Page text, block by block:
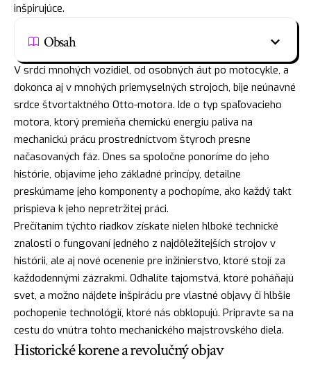
inšpirujúce.
Obsah
V srdci mnohých vozidiel, od osobných áut po motocykle, a
dokonca aj v mnohých priemyselných strojoch, bije neúnavné
srdce štvortaktného Otto-motora. Ide o typ spaľovacieho
motora, ktorý premieňa chemickú energiu paliva na
mechanickú prácu prostredníctvom štyroch presne
načasovaných fáz. Dnes sa spoločne ponoríme do jeho
histórie, objavíme jeho základné princípy, detailne
preskúmame jeho komponenty a pochopíme, ako každý takt
prispieva k jeho nepretržitej práci.
Prečítaním týchto riadkov získate nielen hlboké technické
znalosti o fungovaní jedného z najdôležitejších strojov v
histórii, ale aj nové ocenenie pre inžinierstvo, ktoré stojí za
každodennými zázrakmi. Odhalíte tajomstvá, ktoré poháňajú
svet, a možno nájdete inšpiráciu pre vlastné objavy či hlbšie
pochopenie technológií, ktoré nás obklopujú. Pripravte sa na
cestu do vnútra tohto mechanického majstrovského diela.
Historické korene a revolučný objav